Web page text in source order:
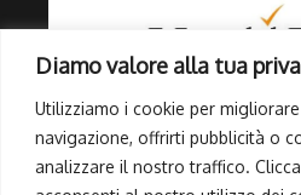
Diamo valore alla tua
Utilizziamo i cookie per
navigazione, offrirti pubblicità o
analizzare il nostro traffico.
Link Utili